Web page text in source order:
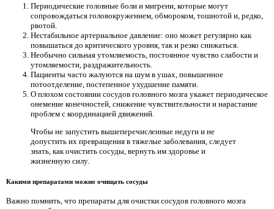
Периодические головные боли и мигрени, которые могут
сопровождаться головокружением, обмороком, тошнотой и, редко,
рвотой.
Нестабильное артериальное давление: оно может регулярно как
повышаться до критического уровня, так и резко снижаться.
Необычно сильная утомляемость, постоянное чувство слабости и
утомляемости, раздражительность.
Пациенты часто жалуются на шум в ушах, повышенное
потоотделение, постепенное ухудшение памяти.
О плохом состоянии сосудов головного мозга укажет периодическое
онемение конечностей, снижение чувствительности и нарастание
проблем с координацией движений.
Чтобы не запустить вышеперечисленные недуги и не
допустить их превращения в тяжелые заболевания, следует
знать, как очистить сосуды, вернуть им здоровье и
жизненную силу.
Какими препаратами можно очищать сосуды
Важно помнить, что препараты для очистки сосудов головного мозга